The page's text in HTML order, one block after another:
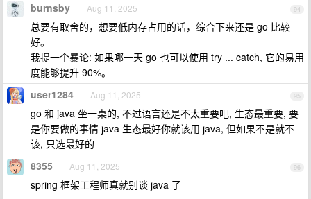
94
burnsby Aug 11, 2025
总要有取舍的，想要低内存占用的话，综合下来还是 go 比较
好。
我提一个暴论: 如果哪一天 go 也可以使用 try ... catch, 它的易用
度能够提升 90%。
95
user1284 Aug 11, 2025
go 和 java 坐一桌的, 不过语言还是不太重要吧, 生态最重要, 要
是你要做的事情 java 生态最好你就该用 java, 但如果不是就不
该, 只选最好的
96
8355 Aug 11, 2025
spring 框架工程师真就别谈 java 了